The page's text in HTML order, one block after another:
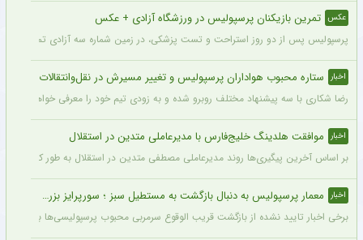
عکس تمرین بازیکنان پرسپولیس در ورزشگاه آزادی + عکس
پرسپولیس پس از دو روز استراحت و تست پزشکی، در زمین شماره سه آزادی تمرین کرد.
اخبار ستاره محبوب هواداران پرسپولیس و تغییر مسیرش در نقل‌وانتقالات
رضا شکاری با سه پیشنهاد مختلف روبرو شده و به زودی تیم خود را معرفی خواهد کرد.
اخبار موافقت هلدینگ خلیج‌فارس با مدیرعاملی متدین در استقلال
بر اساس آخرین پیگیری‌ها روند مدیرعاملی مصطفی متدین در استقلال به طور کامل
اخبار معمار پرسپولیس به دنبال بازگشت به مستطیل سبز ؛ سورپرایز بزرگ در راه است ؟ + جزئیات
برخی اخبار تایید نشده از بازگشت قریب الوقوع سرمربی محبوب پرسپولیسی‌ها به دنیای